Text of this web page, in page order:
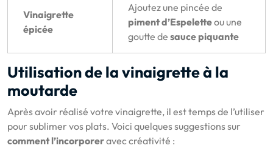
Vinaigrette
épicée
Ajoutez une pincée de
piment d’Espeletteou une
goutte de sauce piquante
Utilisation de la vinaigrette à la
moutarde
Après avoir réalisé votre vinaigrette, il est temps de l’utiliser
pour sublimer vos plats. Voici quelques suggestions sur
comment l’incorporeravec créativité :